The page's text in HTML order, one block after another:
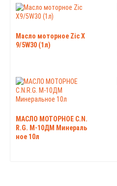
Масло моторное Zic X
9/5W30 (1л)
МАСЛО МОТОРНОЕ C.N.
R.G. М-10ДМ Минераль
ное 10л